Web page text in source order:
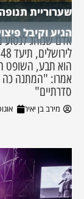
הגיע וקיבל
אדם שנוהג לנסוע
אמרו: "המתנה כה
סדרתיים"
מירב בן יאיר אוגוסט